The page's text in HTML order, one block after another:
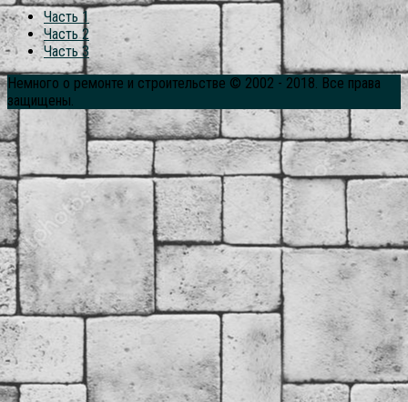
Часть 1
Часть 2
Часть 3
Немного о ремонте и строительстве © 2002 - 2018. Все права
защищены.